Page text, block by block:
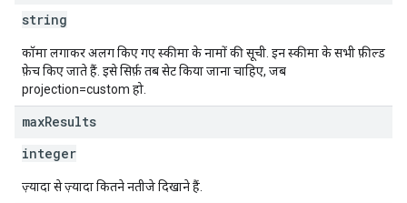
string
कॉमा लगाकर अलग किए गए स्कीमा के नामों की सूची. इन स्कीमा के सभी फ़ील्ड
फ़ेच किए जाते हैं. इसे सिर्फ़ तब सेट किया जाना चाहिए, जब
projection=custom हो.
maxResults
integer
ज़्यादा से ज़्यादा कितने नतीजे दिखाने हैं.